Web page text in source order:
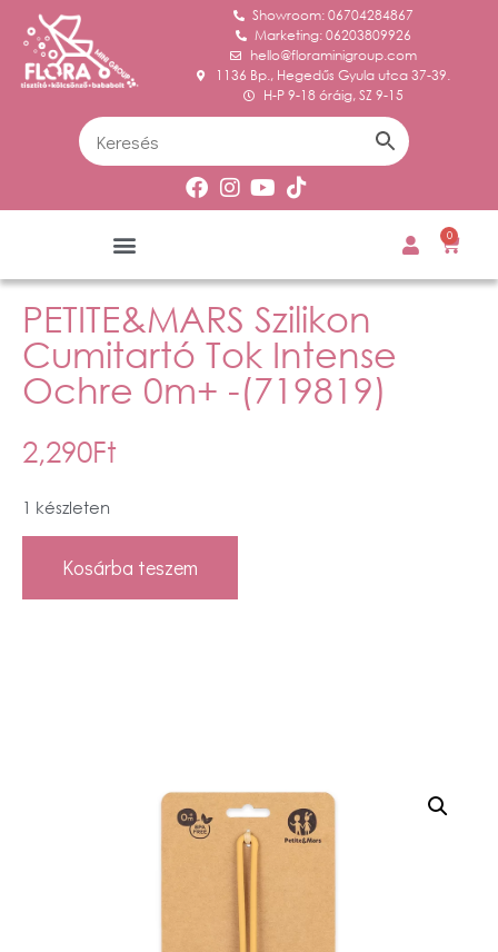
Showroom: 06704284867
Marketing: 06203809926
hello@floraminigroup.com
1136 Bp., Hegedűs Gyula utca 37-39.
H-P 9-18 óráig, SZ 9-15
0
PETITE&MARS Szilikon
Cumitartó Tok Intense
Ochre 0m+ -(719819)
2,290Ft
1 készleten
Kosárba teszem